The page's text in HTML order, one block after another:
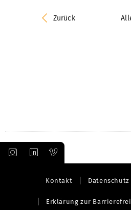
Zurück
Kontakt Datenschutz
Erklärung zur